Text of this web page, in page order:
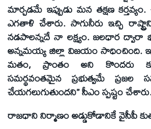
మార్చడమే ఇప్పుడు మన తక్షణ
ఎగతాళి చేశారు. సాగునీరు ఇచ్చి
నడపాలన్నదే నా లక్ష్యం. జలధార ద్వారా
అన్నమయ్య జిల్లా విజయం సాధించింది.
మతం, ప్రాంతం అని కొందరు
సమర్థవంతమైన ప్రభుత్వమే ప్రజల
చేయగలుగుతుందని” సీఎం స్పష్టం
రాజధాని నిర్మాణం అడ్డుకోడానికే వైసీపీ